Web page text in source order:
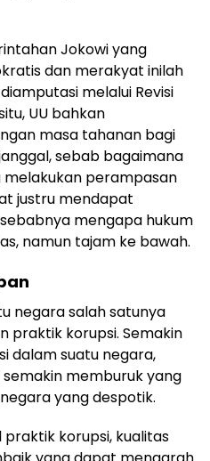
Jokowi yang
dan merakyat inilah
melalui Revisi
UU bahkan
masa tahanan bagi
sebab bagaimana
melakukan perampasan
justru mendapat
mengapa hukum
namun tajam ke bawah.
negara salah satunya
praktik korupsi. Semakin
dalam suatu negara,
memburuk yang
yang despotik.
praktik korupsi, kualitas